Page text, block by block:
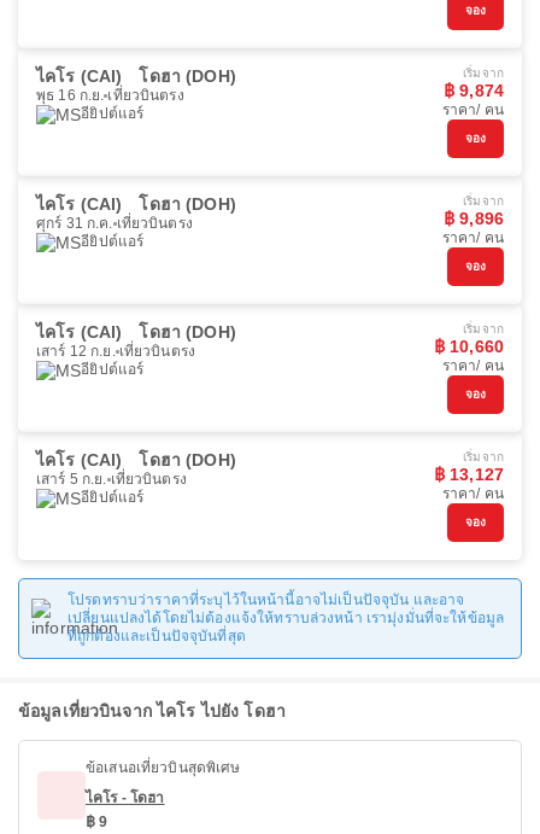
จอง
ไคโร (CAI) โดฮา (DOH)
พุธ 16 ก.ย. เที่ยวบินตรง
อียิปต์แอร์
เริ่มจาก
฿ 9,874
ราคา/ คน
จอง
ไคโร (CAI) โดฮา (DOH)
ศุกร์ 31 ก.ค. เที่ยวบินตรง
อียิปต์แอร์
เริ่มจาก
฿ 9,896
ราคา/ คน
จอง
ไคโร (CAI) โดฮา (DOH)
เสาร์ 12 ก.ย. เที่ยวบินตรง
อียิปต์แอร์
เริ่มจาก
฿ 10,660
ราคา/ คน
จอง
ไคโร (CAI) โดฮา (DOH)
เสาร์ 5 ก.ย. เที่ยวบินตรง
อียิปต์แอร์
เริ่มจาก
฿ 13,127
ราคา/ คน
จอง
โปรดทราบว่าราคาที่ระบุไว้ในหน้านี้อาจไม่เป็นปัจจุบัน และอาจ
เปลี่ยนแปลงได้โดยไม่ต้องแจ้งให้ทราบล่วงหน้า เรามุ่งมั่นที่จะให้ข้อมูล
ที่ถูกต้องและเป็นปัจจุบันที่สุด
ข้อมูลเที่ยวบินจาก ไคโร ไปยัง โดฮา
ข้อเสนอเที่ยวบินสุดพิเศษ
ไคโร - โดฮา
฿ 9